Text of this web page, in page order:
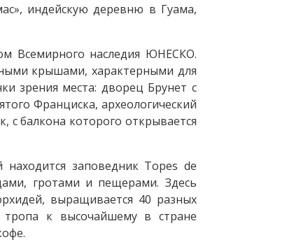
индейскую деревню в Гуама,
Всемирного наследия ЮНЕСКО.
крышами, характерными для
зрения места: дворец Брунет с
Франциска, археологический
с балкона которого открывается
заповедник Topes de
гротами и пещерами. Здесь
выращивается 40 разных
к высочайшему в стране